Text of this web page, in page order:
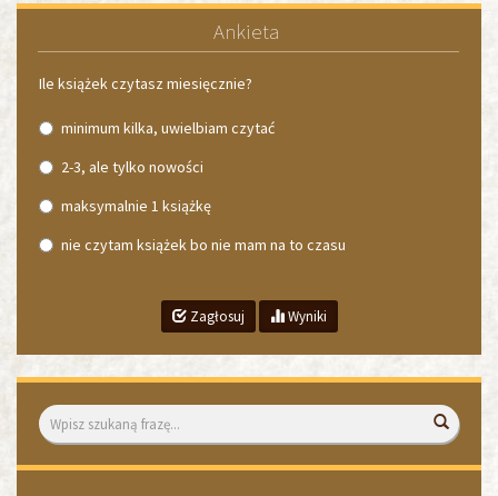
Ankieta
Ile książek czytasz miesięcznie?
minimum kilka, uwielbiam czytać
2-3, ale tylko nowości
maksymalnie 1 książkę
nie czytam książek bo nie mam na to czasu
Zagłosuj Wyniki
Wyszukiwarka